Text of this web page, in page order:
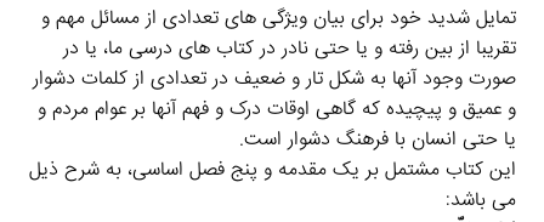
تمایل شدید خود برای بیان ویژگی های تعدادی از مسائل مهم و
تقریبا از بین رفته و یا حتی نادر در کتاب های درسی ما، یا در
صورت وجود آنها به شکل تار و ضعیف در تعدادی از کلمات دشوار
و عمیق و پیچیده که گاهی اوقات درک و فهم آنها بر عوام مردم و
یا حتی انسان با فرهنگ دشوار است.
این کتاب مشتمل بر یک مقدمه و پنج فصل اساسی، به شرح ذیل
می باشد: